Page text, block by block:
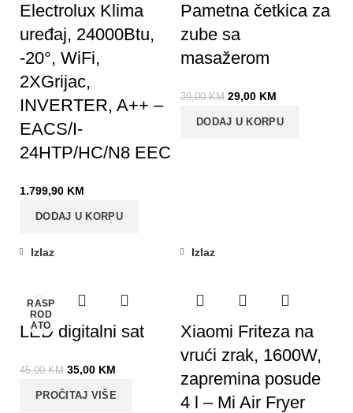
Electrolux Klima
uređaj, 24000Btu,
-20°, WiFi,
2XGrijac,
INVERTER, A++ –
EACS/I-
24HTP/HC/N8 EEC
1.799,90 KM
DODAJ U KORPU
Pametna četkica za
zube sa
masažerom
39,00KM 29,00 KM
DODAJ U KORPU
RASP
ROD
ATO
Izlaz
LED digitalni sat
45,00KM 35,00 KM
PROČITAJ VIŠE
Izlaz
Xiaomi Friteza na
vrući zrak, 1600W,
zapremina posude
4 l – Mi Air Fryer